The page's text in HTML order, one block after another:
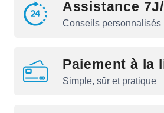
Assistance
Conseils personnalisés
Paiement à la
Simple, sûr et pratique